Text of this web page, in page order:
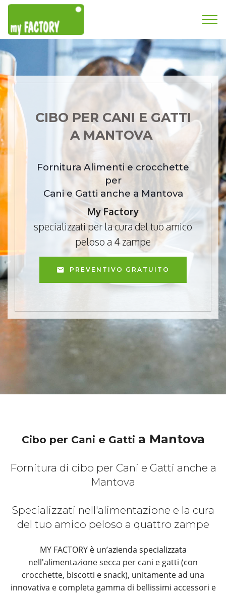
CIBO PER CANI E GATTI
A MANTOVA
Fornitura Alimenti e crocchette
per
Cani e Gatti anche a Mantova
My Factory
specializzati per la cura del tuo amico
peloso a 4 zampe
PREVENTIVO GRATUITO
Cibo per Cani e Gatti a Mantova
Fornitura di cibo per Cani e Gatti anche a
Mantova
Specializzati nell'alimentazione e la cura
del tuo amico peloso a quattro zampe
MY FACTORY è un’azienda specializzata
nell'alimentazione secca per cani e gatti (con
crocchette, biscotti e snack), unitamente ad una
innovativa e completa gamma di bellissimi accessori e